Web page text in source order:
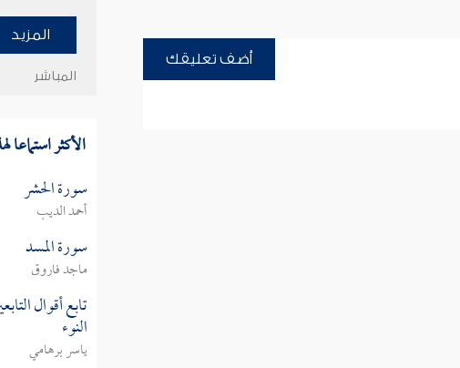
أضف تعليقك
المزيد
المباشر
الأكثر استماعا
سورة الحشر
أحمد الديب
سورة المسد
ماجد فاروق
تابع أقوال
النوء
ياسر برهامي